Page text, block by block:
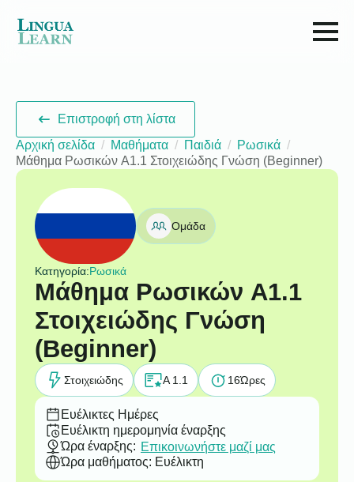
Επιστροφή στη λίστα
Αρχική σελίδα
Μαθήματα Παιδιά
Ρωσικά
Μάθημα Ρωσικών A1.1 Στοιχειώδης Γνώση (Beginner)
Ομάδα
Κατηγορία:Ρωσικά
Μάθημα Ρωσικών A1.1
Στοιχειώδης Γνώση
(Beginner)
Στοιχειώδης A 1.1 16Ώρες
Ευέλικτες Ημέρες
Ευέλικτη ημερομηνία έναρξης
Ώρα έναρξης: Επικοινωνήστε μαζί μας
Ώρα μαθήματος: Ευέλικτη